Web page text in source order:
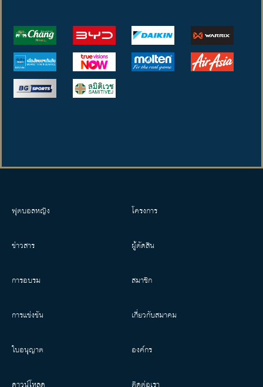
ฟุตบอลหญิง โครงการ
ข่าวสาร ผู้ตัดสิน
การอบรม สมาชิก
การแข่งขัน เกี่ยวกับสมาคม
ใบอนุญาต องค์กร